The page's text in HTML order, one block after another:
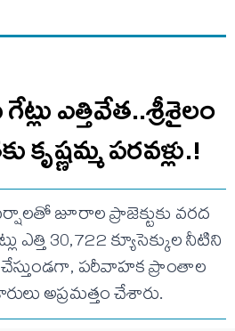
ఎత్తివేత..శ్రీశైలం
కృష్ణమ్మ పరవళ్లు.!
జూరాల ప్రాజెక్టుకు వరద
ఎత్తి 30,722 క్యూసెక్కుల నీటిని
చేస్తుండగా, పరీవాహక ప్రాంతాల
అప్రమత్తం చేశారు.